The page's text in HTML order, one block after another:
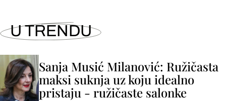
U TRENDU
Sanja Musić Milanović: Ružičasta
maksi suknja uz koju idealno
pristaju - ružičaste salonke